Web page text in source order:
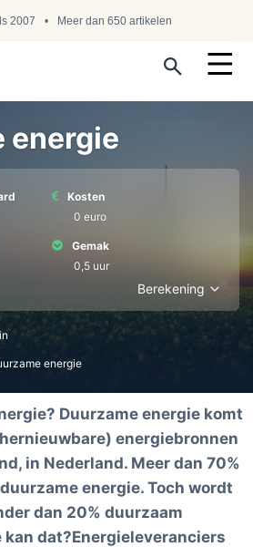
2007 Meer dan 650 artikelen
energie
Kosten
0 euro
Gemak
0,5 uur
Berekening
energie
Duurzame energie komt
energiebronnen
in Nederland. Meer dan 70%
energie. Toch wordt
dan 20% duurzaam
kan dat?Energieleveranciers